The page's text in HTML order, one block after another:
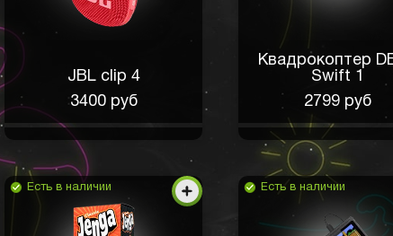
JBL clip 4
3400 руб
Квадрокоптер
Swift 1
2799 руб
Есть в наличии Есть в наличии